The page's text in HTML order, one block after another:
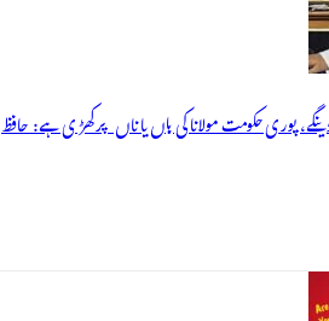
پوری حکومت مولانا کی ہاں یا ناں پر کھڑی ہے: حافظ